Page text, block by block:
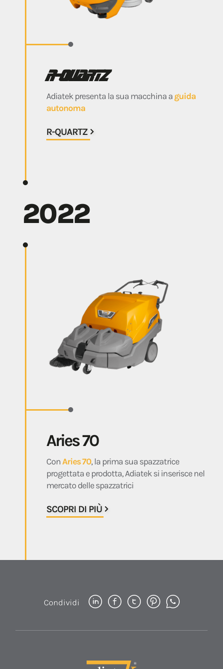
R-Quartz
Adiatek presenta la sua macchina a guida
autonoma
R-QUARTZ
2022
Aries 70
Con Aries 70, la prima sua spazzatrice
progettata e prodotta, Adiatek si inserisce nel
mercato delle spazzatrici
SCOPRI DI PIÙ
Condividi